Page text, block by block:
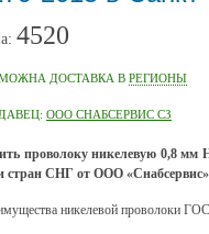
4520
ДОСТАВКА В РЕГИОНЫ
ООО СНАБСЕРВИС СЗ
проволоку никелевую 0,8 мм
стран СНГ от ООО
никелевой проволоки